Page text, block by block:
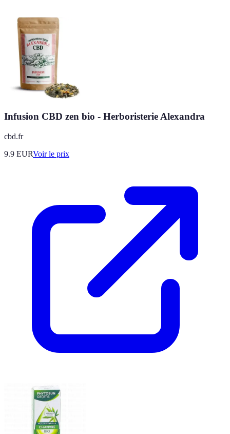
Infusion CBD zen bio - Herboristerie Alexandra
cbd.fr
9.9 EURVoir le prix